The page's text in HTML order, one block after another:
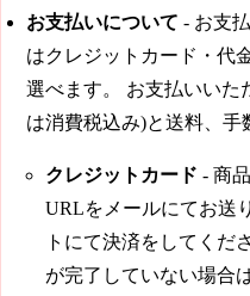
お支払いについて - お支
はクレジットカード・代
選べます。 お支払いいた
は消費税込み)と送料、手
クレジットカード - 商
URLをメールにてお送
トにて決済をしてくだ
が完了していない場合